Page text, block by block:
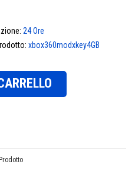
24 Ore
xbox360modxkey4GB